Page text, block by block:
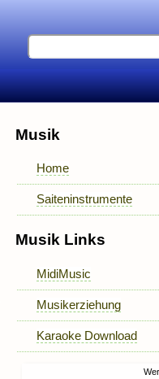
Musik
Home
Saiteninstrumente
Musik Links
MidiMusic
Musikerziehung
Karaoke Download